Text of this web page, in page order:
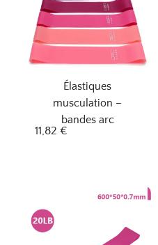
Élastiques
musculation –
bandes arc
11,82 €